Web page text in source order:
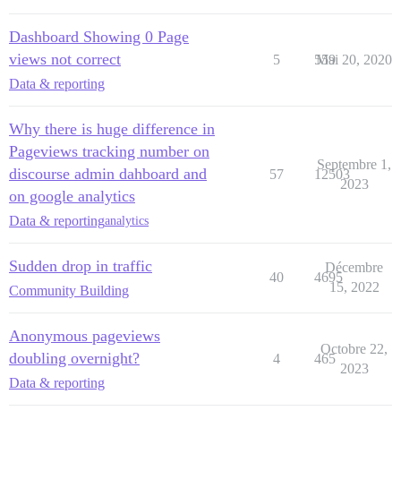
Dashboard Showing 0 Page
views not correct
Data & reporting
5 559
Mai 20, 2020
Why there is huge difference in
Pageviews tracking number on
discourse admin dahboard and
on google analytics
Data & reportinganalytics
57 12503
Septembre 1,
2023
Sudden drop in traffic
Community Building
40 4695
Décembre
15, 2022
Anonymous pageviews
doubling overnight?
Data & reporting
4 465
Octobre 22,
2023